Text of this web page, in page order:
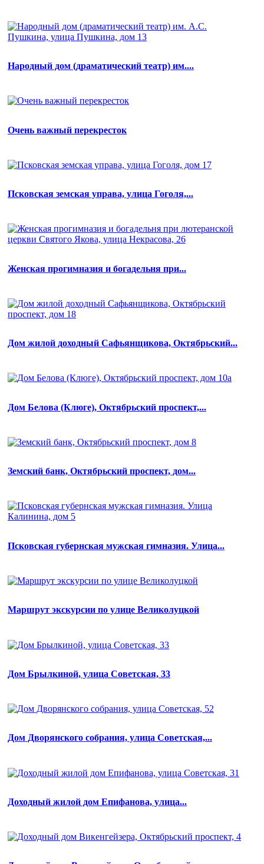
Народный дом (драматический театр) им....
Очень важный перекресток
Псковская земская управа, улица Гоголя,...
Женская прогимназия и богадельня при...
Дом жилой доходный Сафьянщикова, Октябрьский...
Дом Белова (Клюге), Октябрьский проспект,...
Земский банк, Октябрьский проспект, дом...
Псковская губернская мужская гимназия. Улица...
Маршрут экскурсии по улице Великолуцкой
Дом Брылкиной, улица Советская, 33
Дом Дворянского собрания, улица Советская,...
Доходный жилой дом Епифанова, улица...